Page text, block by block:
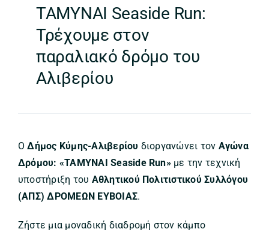
ΤΑΜΥΝΑΙ Seaside Run:
Τρέχουμε στον
παραλιακό δρόμο του
Αλιβερίου
ΟΔήμος Κύμης-Αλιβερίου διοργανώνει τον Αγώνα
Δρόμου: «ΤΑΜΥΝΑΙ Seaside Run»με την τεχνική
υποστήριξη του Αθλητικού Πολιτιστικού Συλλόγου
(ΑΠΣ) ΔΡΟΜΕΩΝ ΕΥΒΟΙΑΣ.
Ζήστε μια μοναδική διαδρομή στον κάμπο